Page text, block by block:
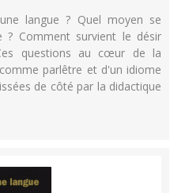
langue ? Quel moyen se
? Comment survient le désir
questions au cœur de la
parlêtre et d'un idiome
de côté par la didactique